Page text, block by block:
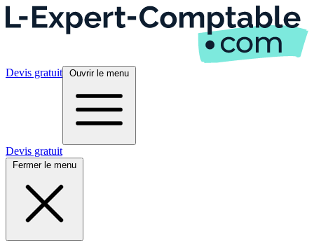
Devis gratuit Ouvrir le menu
Devis gratuit
Fermer le menu